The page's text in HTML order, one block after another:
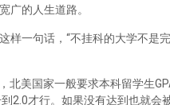
广的人生道路。
一句话，“不挂科的大学不是
北美国家一般要求本科留学生
2.0才行。如果没有达到也就会